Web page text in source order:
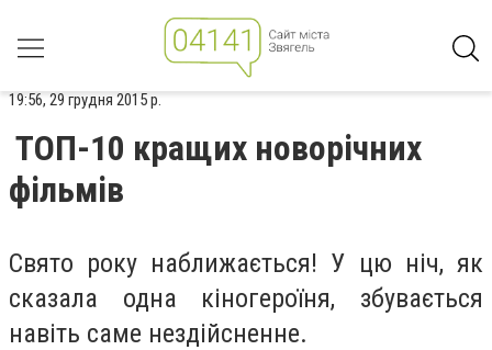
19:56, 29 грудня 2015 р.
ТОП-10 кращих новорічних
фільмів
Свято року наближається! У цю ніч, як
сказала одна кіногероїня, збувається
навіть саме нездійсненне.